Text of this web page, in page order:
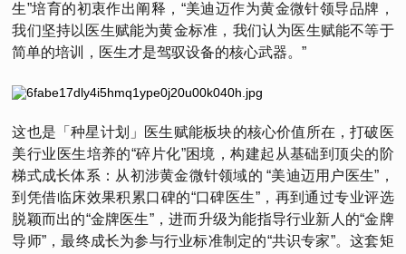
生”培育的初衷作出阐释，“美迪迈作为黄金微针领导品牌，
我们坚持以医生赋能为黄金标准，我们认为医生赋能不等于
简单的培训，医生才是驾驭设备的核心武器。”
这也是「种星计划」医生赋能板块的核心价值所在，打破医
美行业医生培养的“碎片化”困境，构建起从基础到顶尖的阶
梯式成长体系：从初涉黄金微针领域的 “美迪迈用户医生”，
到凭借临床效果积累口碑的“口碑医生”，再到通过专业评选
脱颖而出的“金牌医生”，进而升级为能指导行业新人的“金牌
导师”，最终成长为参与行业标准制定的“共识专家”。这套矩